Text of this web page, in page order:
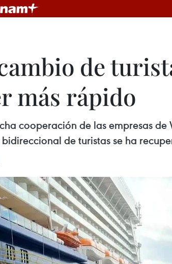
de
más rápido
cooperación de las empresas
de turistas se ha